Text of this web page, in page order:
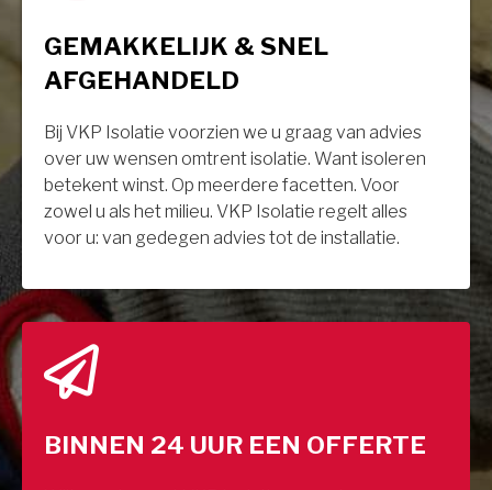
GEMAKKELIJK & SNEL
AFGEHANDELD
Bij VKP Isolatie voorzien we u graag van advies
over uw wensen omtrent isolatie. Want isoleren
betekent winst. Op meerdere facetten. Voor
zowel u als het milieu. VKP Isolatie regelt alles
voor u: van gedegen advies tot de installatie.
BINNEN 24 UUR EEN OFFERTE